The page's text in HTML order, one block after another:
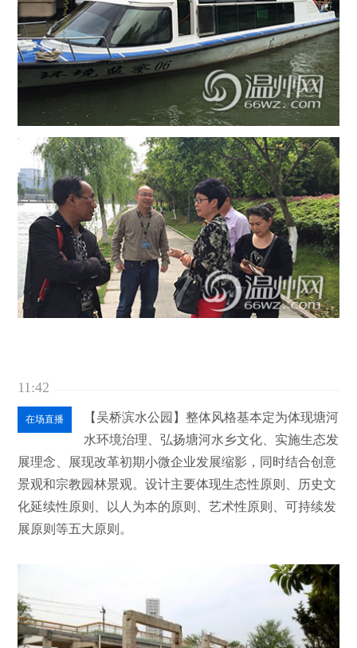
11:42
在场直播
【吴桥滨水公园】整体风格基本定为体现塘河
水环境治理、弘扬塘河水乡文化、实施生态发
展理念、展现改革初期小微企业发展缩影，同时结合创意
景观和宗教园林景观。设计主要体现生态性原则、历史文
化延续性原则、以人为本的原则、艺术性原则、可持续发
展原则等五大原则。